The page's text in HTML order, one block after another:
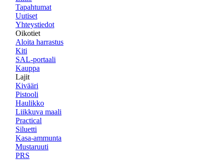
Tapahtumat
Uutiset
Yhteystiedot
Oikotiet
Aloita harrastus
Kiti
SAL-portaali
Kauppa
Lajit
Kivääri
Pistooli
Haulikko
Liikkuva maali
Practical
Siluetti
Kasa-ammunta
Mustaruuti
PRS